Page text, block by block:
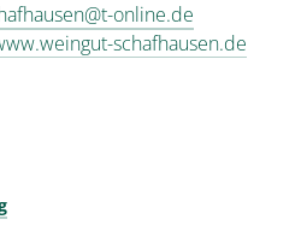
online.de
schafhausen.de